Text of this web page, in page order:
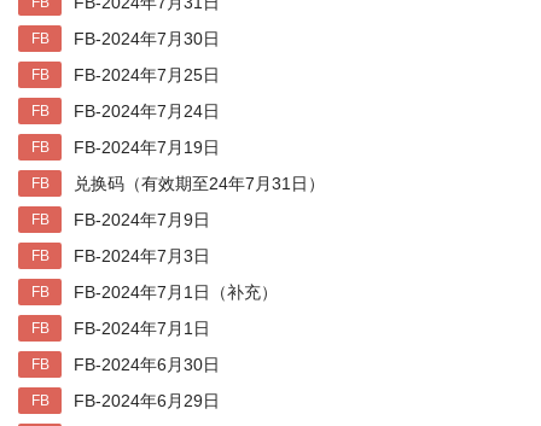
FB FB-2024年7月30日
FB FB-2024年7月25日
FB FB-2024年7月24日
FB FB-2024年7月19日
FB 兑换码（有效期至24年7月31日）
FB FB-2024年7月9日
FB FB-2024年7月3日
FB FB-2024年7月1日（补充）
FB FB-2024年7月1日
FB FB-2024年6月30日
FB FB-2024年6月29日